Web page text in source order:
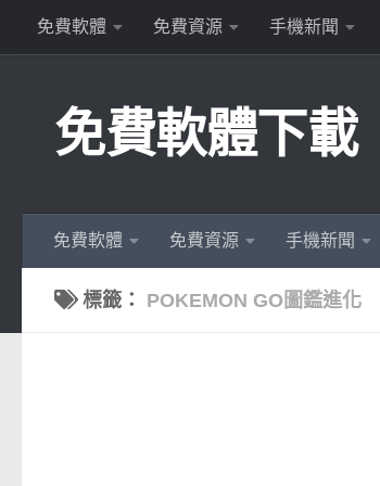
Skip to content
免費軟體 免費資源 手機新聞
免費軟體下載
免費軟體 免費資源 手機新聞
標籤： POKEMON GO圖鑑進化